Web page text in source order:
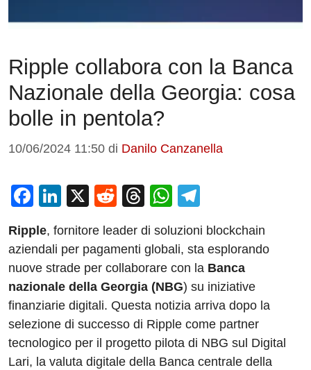
Ripple collabora con la Banca
Nazionale della Georgia: cosa
bolle in pentola?
10/06/2024 11:50 di Danilo Canzanella
F
c
e
b
o
o
k
Li
k
e
dI
n
X
R
d
di
t
T
e
a
d
s
W
at
s
A
p
p
e
gr
a
m
Ripple, fornitore leader di soluzioni blockchain
aziendali per pagamenti globali, sta esplorando
nuove strade per collaborare con la Banca
nazionale della Georgia (NBG) su iniziative
finanziarie digitali. Questa notizia arriva dopo la
selezione di successo di Ripple come partner
tecnologico per il progetto pilota di NBG sul Digital
Lari, la valuta digitale della Banca centrale della